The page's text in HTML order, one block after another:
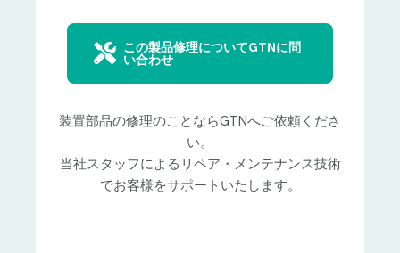
この製品修理についてGTNに問
い合わせ
装置部品の修理のことならGTNへご依頼くださ
い。
当社スタッフによるリペア・メンテナンス技術
でお客様をサポートいたします。